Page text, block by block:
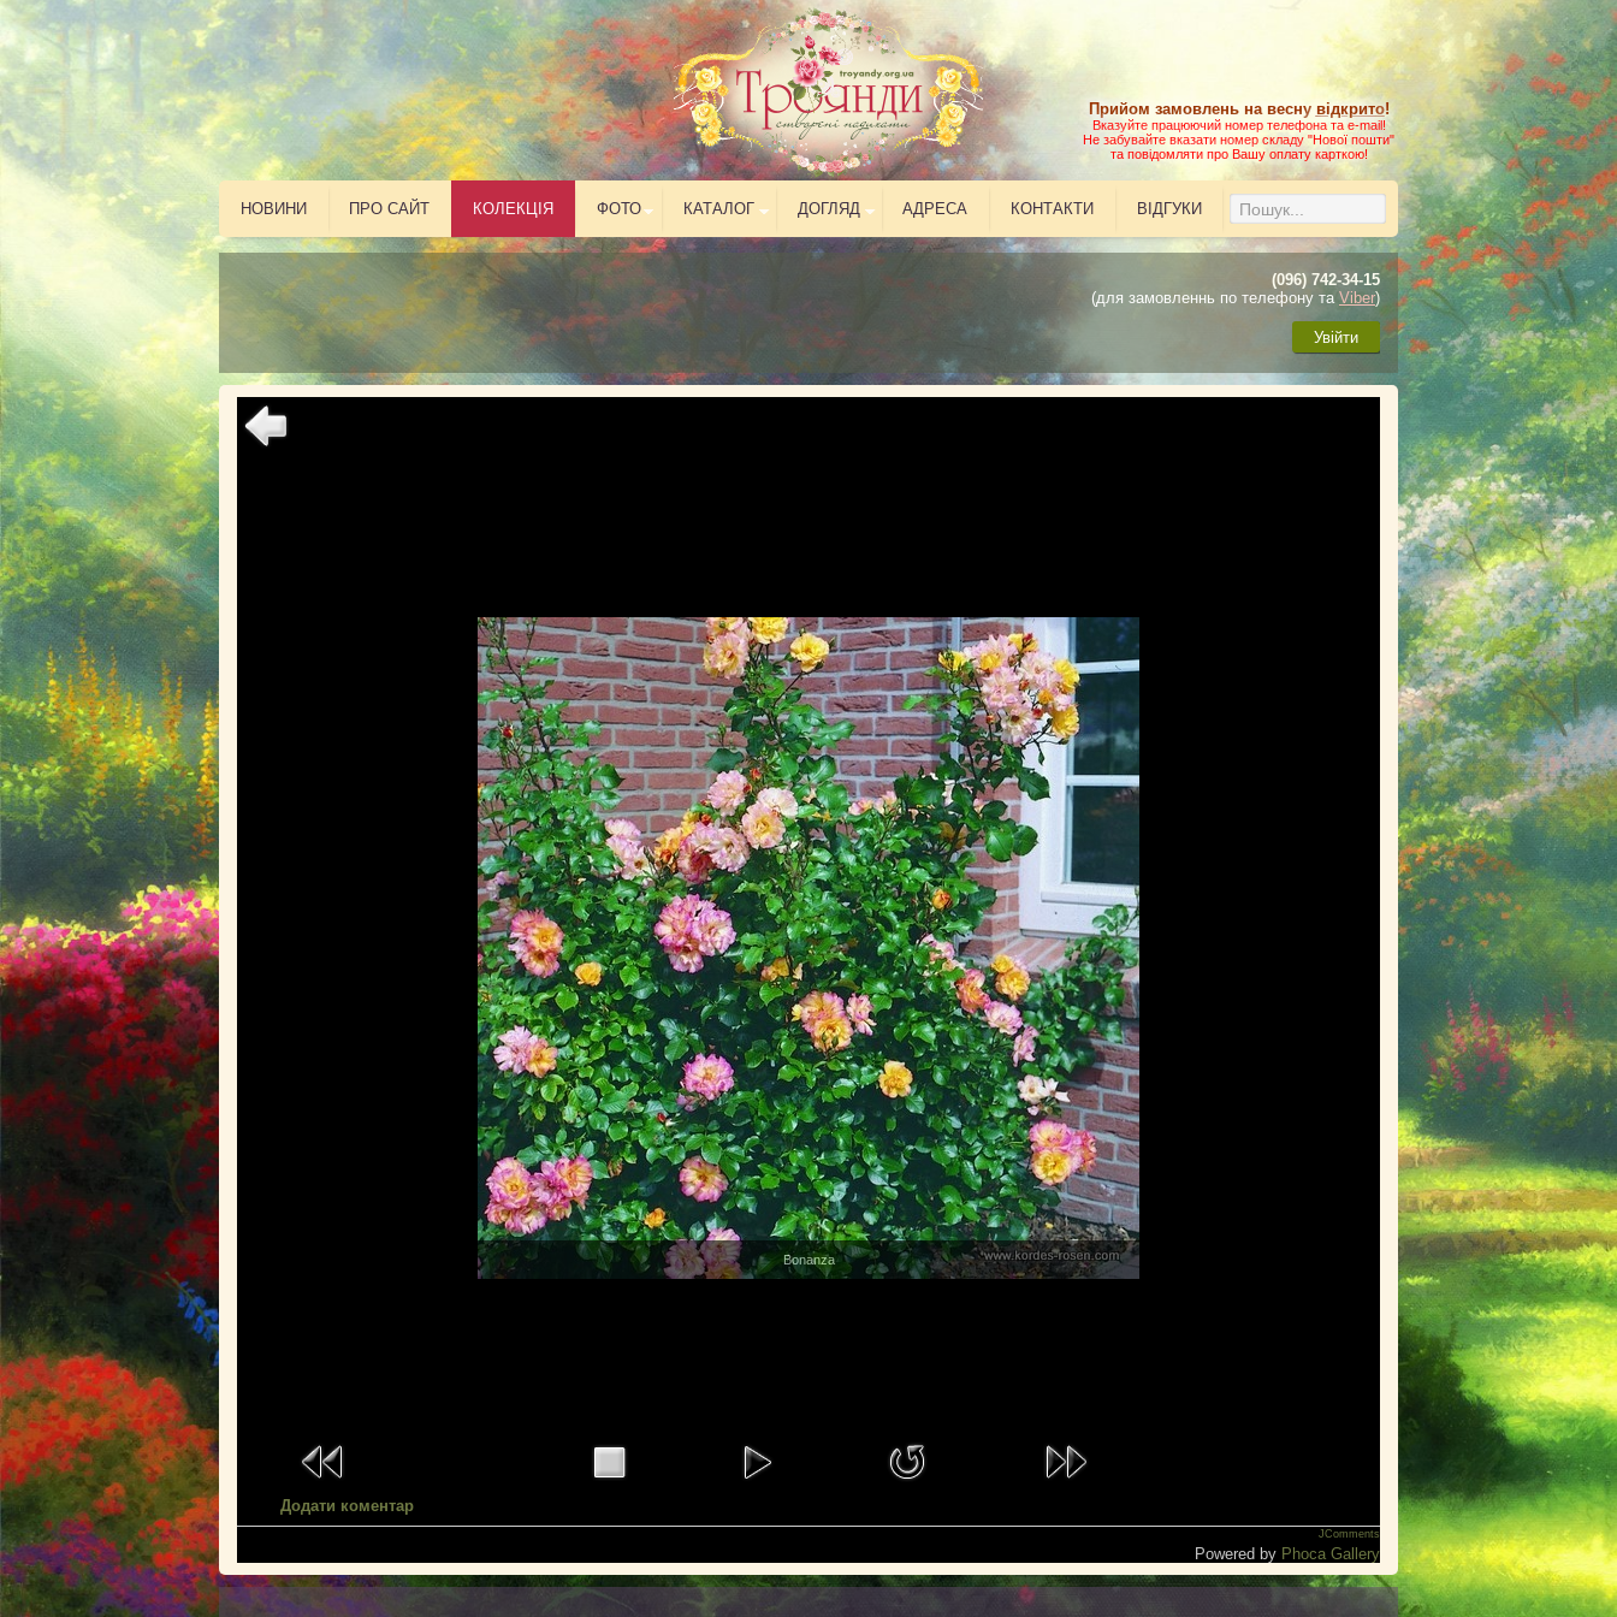
НОВИНИ ПРО САЙТ КОЛЕКЦІЯ ФОТО КАТАЛОГ ДОГЛЯД АДРЕСА КОНТАКТИ ВІДГУКИ
Прийом замовлень на весну відкрито!
Вказуйте працюючий номер телефона та e-mail!
Не забувайте вказати номер складу "Нової пошти"
та повідомляти про Вашу оплату карткою!
(096) 742-34-15
(для замовленнь по телефону та Viber)
Увійти
Bonanza
Додати коментар
JComments
Powered by Phoca Gallery